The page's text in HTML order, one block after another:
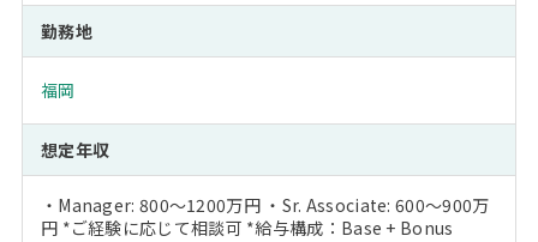
勤務地
福岡
想定年収
・Manager: 800～1200万円 ・Sr. Associate: 600～900万
円 *ご経験に応じて相談可 *給与構成：Base + Bonus